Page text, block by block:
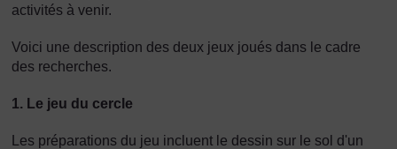
activités à venir.
Voici une description des deux jeux joués dans le cadre
des recherches.
1. Le jeu du cercle
Les préparations du jeu incluent le dessin sur le sol d'un